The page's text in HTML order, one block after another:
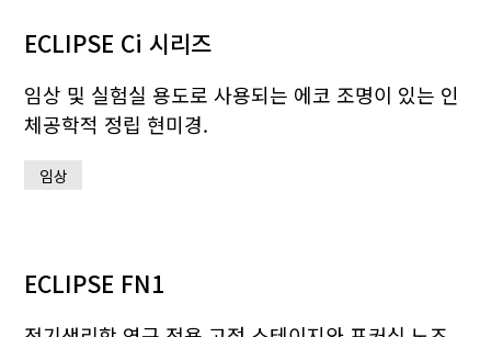
ECLIPSE Ci 시리즈
임상 및 실험실 용도로 사용되는 에코 조명이 있는 인
체공학적 정립 현미경.
임상
ECLIPSE FN1